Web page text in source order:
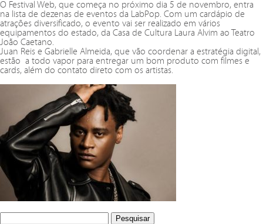
O Festival Web, que começa no próximo dia 5 de novembro, entra
na lista de dezenas de eventos da LabPop. Com um cardápio de
atrações diversificado, o evento vai ser realizado em vários
equipamentos do estado, da Casa de Cultura Laura Alvim ao Teatro
João Caetano.
Juan Reis e Gabrielle Almeida, que vão coordenar a estratégia digital,
estão a todo vapor para entregar um bom produto com filmes e
cards, além do contato direto com os artistas.